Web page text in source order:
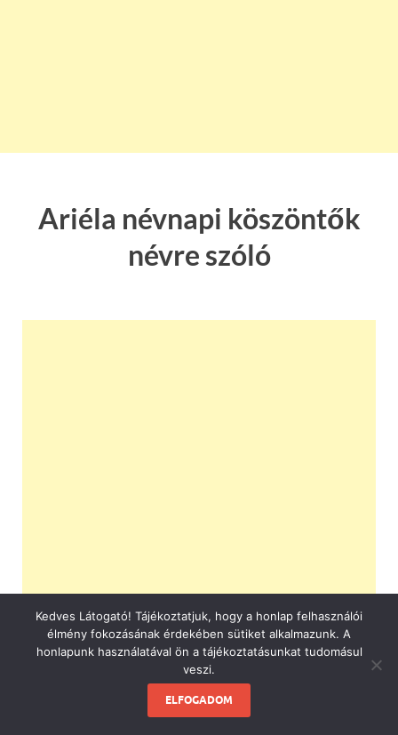
Ariéla névnapi köszöntők
névre szóló
Kedves Látogató! Tájékoztatjuk, hogy a honlap felhasználói
élmény fokozásának érdekében sütiket alkalmazunk. A
honlapunk használatával ön a tájékoztatásunkat tudomásul
veszi.
ELFOGADOM